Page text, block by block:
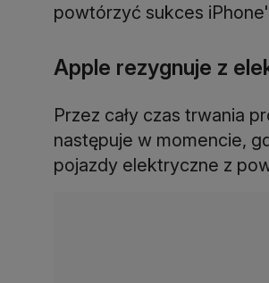
powtórzyć sukces
Apple rezygnuje z
Przez cały czas trwania
następuje w momencie,
pojazdy elektryczne z